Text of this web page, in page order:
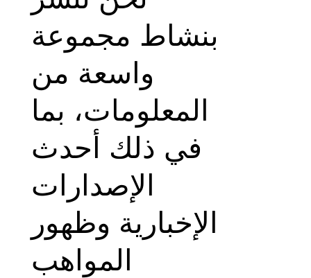
بنشاط مجموعة
واسعة من
المعلومات، بما
في ذلك أحدث
الإصدارات
الإخبارية وظهور
المواهب